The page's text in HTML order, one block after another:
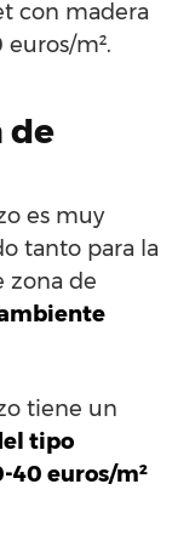
con madera
m².
de
es muy
tanto para la
zona de
tiene un
tipo
40 euros/m²